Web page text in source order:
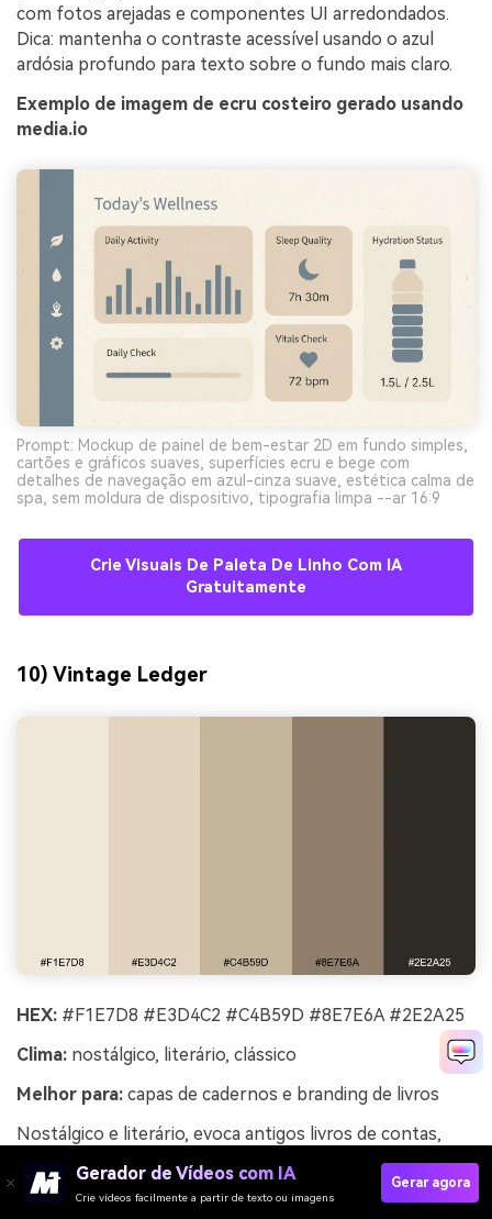
com fotos arejadas e componentes UI arredondados.
Dica: mantenha o contraste acessível usando o azul
ardósia profundo para texto sobre o fundo mais claro.
Exemplo de imagem de ecru costeiro gerado usando
media.io
Prompt: Mockup de painel de bem-estar 2D em fundo simples,
cartões e gráficos suaves, superfícies ecru e bege com
detalhes de navegação em azul-cinza suave, estética calma de
spa, sem moldura de dispositivo, tipografia limpa --ar 16:9
Crie Visuais De Paleta De Linho Com IA
Gratuitamente
10) Vintage Ledger
HEX: #F1E7D8 #E3D4C2 #C4B59D #8E7E6A #2E2A25
Clima: nostálgico, literário, clássico
Melhor para: capas de cadernos e branding de livros
Nostálgico e literário, evoca antigos livros de contas,
bordas de papel e datas carimbadas. Use tons claros de
pergaminho para fundos e padrões, com o escuro para
títulos e texto na lombada. Combine com fontes
Gerador de Vídeos com IA
Crie vídeos facilmente a partir de texto ou imagens
Gerar agora